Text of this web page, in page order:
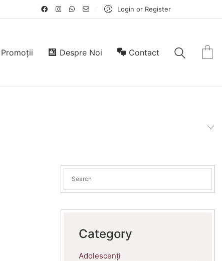
Login or Register
Promoții Despre Noi Contact
Category
Adolescenți